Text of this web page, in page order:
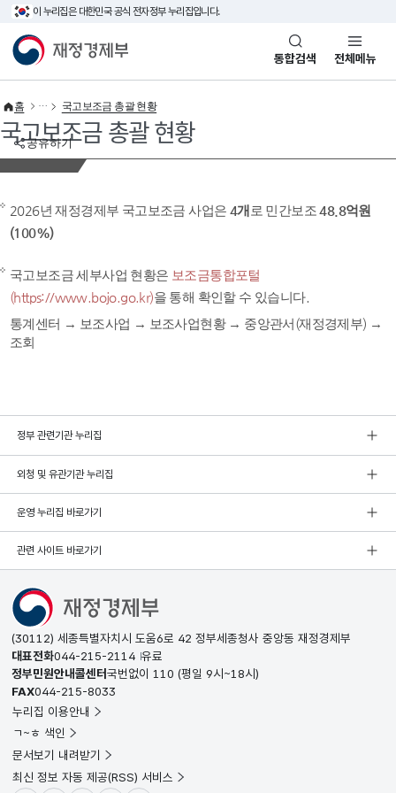
이 누리집은 대한민국 공식 전자정부 누리집입니다.
재정경제부(www.mofe.go.kr)통합검색 전체메뉴
공유하기
홈 국고보조금 총괄 현황
국고보조금 총괄 현황
2026년 재정경제부 국고보조금 사업은 4개 로 민간보조48.8억원
(100%)
국고보조금 세부사업 현황은 보조금통합포털
(https://www.bojo.go.kr)을 통해 확인할 수 있습니다.
통계센터 → 보조사업 → 보조사업현황 → 중앙관서(재정경제부) →
조회
정부 관련기관 누리집
외청 및 유관기관 누리집
운영 누리집 바로가기
관련 사이트 바로가기
(30112) 세종특별자치시 도움6로 42 정부세종청사 중앙동 재정경제부
대표전화044-215-2114 유료
정부민원안내콜센터국번없이 110 (평일 9시~18시)
FAX044-215-8033
누리집 이용안내
ㄱ~ㅎ 색인
문서보기 내려받기
최신 정보 자동 제공(RSS) 서비스